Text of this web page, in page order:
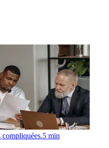
compliquées.5 min